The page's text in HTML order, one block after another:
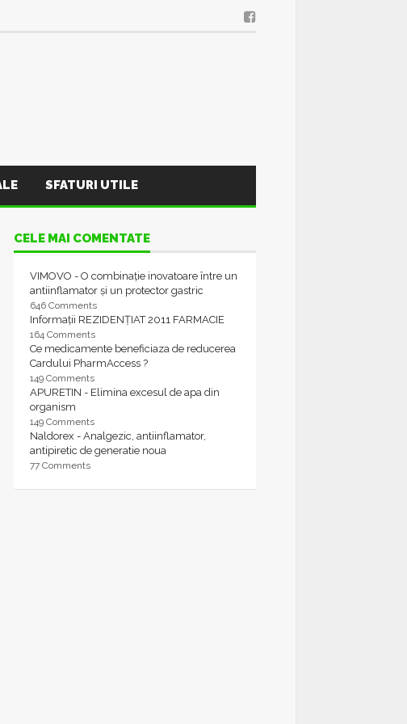
SFATURI UTILE
CELE MAI COMENTATE
VIMOVO - O combinație inovatoare între un
antiinflamator și un protector gastric
646 Comments
Informații REZIDENȚIAT 2011 FARMACIE
164 Comments
Ce medicamente beneficiaza de reducerea
Cardului PharmAccess ?
149 Comments
APURETIN - Elimina excesul de apa din
organism
149 Comments
Naldorex - Analgezic, antiinflamator,
antipiretic de generatie noua
77 Comments